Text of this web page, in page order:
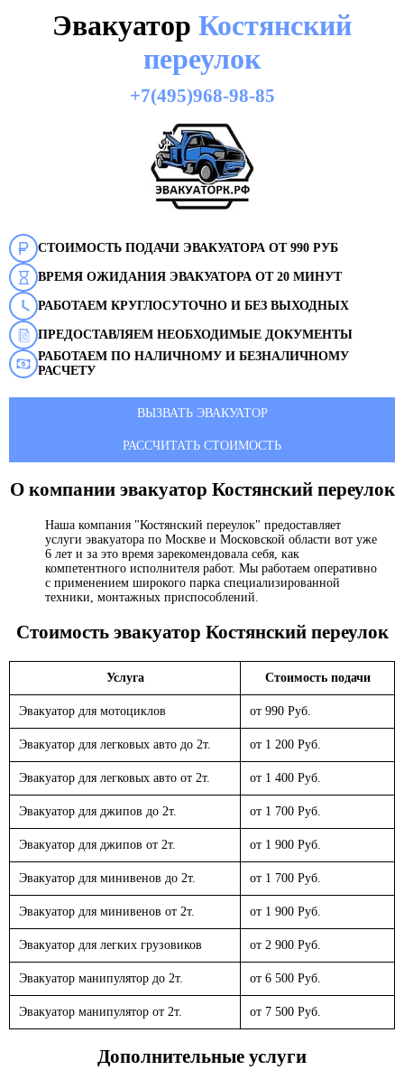
Эвакуатор Костянский
переулок
+7(495)968-98-85
СТОИМОСТЬ ПОДАЧИ ЭВАКУАТОРА ОТ 990 РУБ
ВРЕМЯ ОЖИДАНИЯ ЭВАКУАТОРА ОТ 20 МИНУТ
РАБОТАЕМ КРУГЛОСУТОЧНО И БЕЗ ВЫХОДНЫХ
ПРЕДОСТАВЛЯЕМ НЕОБХОДИМЫЕ ДОКУМЕНТЫ
РАБОТАЕМ ПО НАЛИЧНОМУ И БЕЗНАЛИЧНОМУ
РАСЧЕТУ
ВЫЗВАТЬ ЭВАКУАТОР
РАССЧИТАТЬ СТОИМОСТЬ
О компании эвакуатор Костянский переулок
Наша компания "Костянский переулок" предоставляет
услуги эвакуатора по Москве и Московской области вот уже
6 лет и за это время зарекомендовала себя, как
компетентного исполнителя работ. Мы работаем оперативно
с применением широкого парка специализированной
техники, монтажных приспособлений.
Стоимость эвакуатор Костянский переулок
Услуга Стоимость подачи
Эвакуатор для мотоциклов от 990 Руб.
Эвакуатор для легковых авто до 2т. от 1 200 Руб.
Эвакуатор для легковых авто от 2т. от 1 400 Руб.
Эвакуатор для джипов до 2т. от 1 700 Руб.
Эвакуатор для джипов от 2т. от 1 900 Руб.
Эвакуатор для минивенов до 2т. от 1 700 Руб.
Эвакуатор для минивенов от 2т. от 1 900 Руб.
Эвакуатор для легких грузовиков от 2 900 Руб.
Эвакуатор манипулятор до 2т. от 6 500 Руб.
Эвакуатор манипулятор от 2т. от 7 500 Руб.
Дополнительные услуги